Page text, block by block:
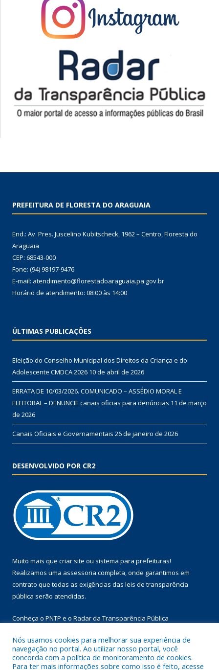
PREFEITURA DE FLORESTA DO ARAGUAIA
End.: Av. Pres. Juscelino Kubitscheck, 1962 – Centro, Floresta do
Araguaia
CEP: 68543-000
Fone: (94) 98197-9476
E-mail: atendimento@florestadoaraguaia.pa.gov.br
Horário de atendimento: 08:00 às 14:00
ÚLTIMAS PUBLICAÇÕES
Eleição do Conselho Municipal dos Direitos da Criança e do
Adolescente CMDCA 2026 10 de abril de 2026
ERRATA DE 10/03/2026. COMUNICADO – ASSÉDIO MORAL E
ELEITORAL – DENUNCIE canais oficias para denúncias 11 de março
de 2026
Canais Oficiais e Governamentais 26 de janeiro de 2026
DESENVOLVIDO POR CR2
Muito mais que criar site ou sistema para prefeituras!
Realizamos uma assessoria completa, onde garantimos em
contrato que todas as exigências das leis de transparência
pública serão atendidas.
Conheça o PNTP e o Radar da Transparência Pública
Nós usamos cookies para melhorar sua experiência de
navegação no portal. Ao utilizar nosso portal, você
concorda com a política de monitoramento de cookies.
Para ter mais informações sobre como isso é feito, acesse